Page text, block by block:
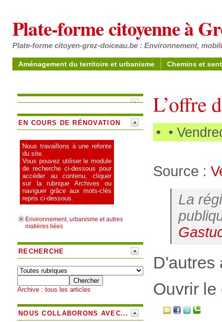
Plate-forme citoyenne à
Plate-forme citoyen-grez-doiceau.be : Environnement,
Aménagement du territoire et urbanisme Chemins et
EN COURS DE RÉNOVATION
Nous travaillons à une refonte
du site.
Vous pouvez utiliser le module
de recherche ci-dessous pour
accéder au contenu, cliquer
sur la rubrique Archives ou
naviguer grâce aux mots-clés
repris ci-dessous.
Environnement, urbanisme et autres
matières liées
RECHERCHE
Archive : tous les articles
NOUS COLLABORONS AVEC...
L’offre
• •
Source :
La
D'autres
Ouvrir le